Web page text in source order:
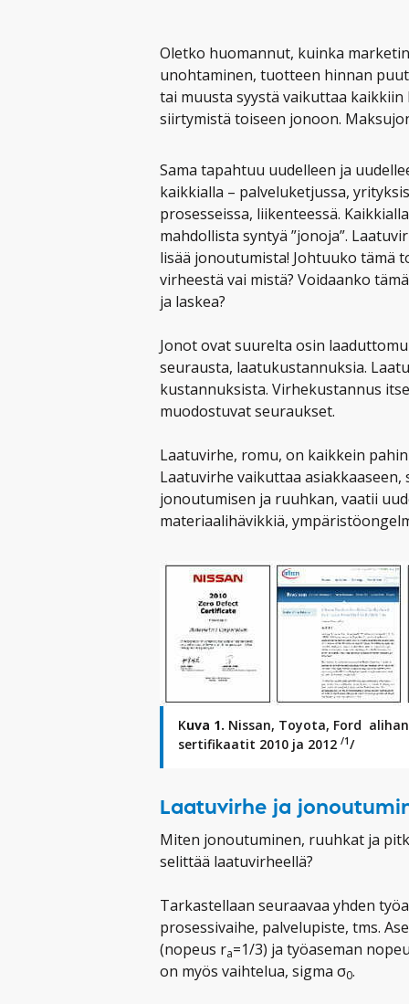
Oletko huomannut, kuinka
unohtaminen, tuotteen hinnan
tai muusta syystä vaikuttaa
siirtymistä toiseen jonoon.
Sama tapahtuu uudelleen ja
kaikkialla – palveluketjussa,
prosesseissa, liikenteessä.
mahdollista syntyä ”jonoja”.
lisää jonoutumista! Johtuuko tämä
virheestä vai mistä? Voidaanko
ja laskea?
Jonot ovat suurelta osin
seurausta, laatukustannuksia.
kustannuksista. Virhekustannus
muodostuvat seuraukset.
Laatuvirhe, romu, on kaikkein
Laatuvirhe vaikuttaa
jonoutumisen ja ruuhkan, vaatii
materiaalihävikkiä,
Kuva 1. Nissan, Toyota, Ford
sertifikaatit 2010 ja 2012 /1/
Laatuvirhe ja
Miten jonoutuminen, ruuhkat ja
selittää laatuvirheellä?
Tarkastellaan seuraavaa yhden
prosessivaihe, palvelupiste, tms.
(nopeus ra=1/3) ja työaseman
on myös vaihtelua, sigma σ0.